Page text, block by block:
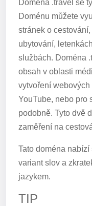
Doména .travel se
Doménu můžete
stránek o
ubytování,
službách. Doména
obsah v oblasti
vytvoření
YouTube, nebo pro
podobně. Tyto dvě
zaměření na
Tato doména
variant slov a
jazykem.
TIP